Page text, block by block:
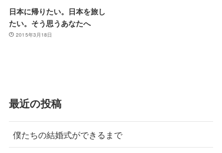
日本に帰りたい。日本を旅し
たい。そう思うあなたへ
2015年3月18日
最近の投稿
僕たちの結婚式ができるまで